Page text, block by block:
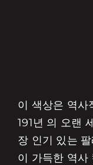
이 색상은 역사
191년 의 오랜
장 인기 있는
이 가득한 역사